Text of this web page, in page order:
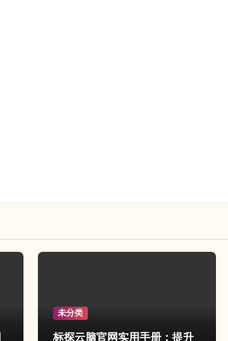
未分类
标探云脑官网实用手册：提升